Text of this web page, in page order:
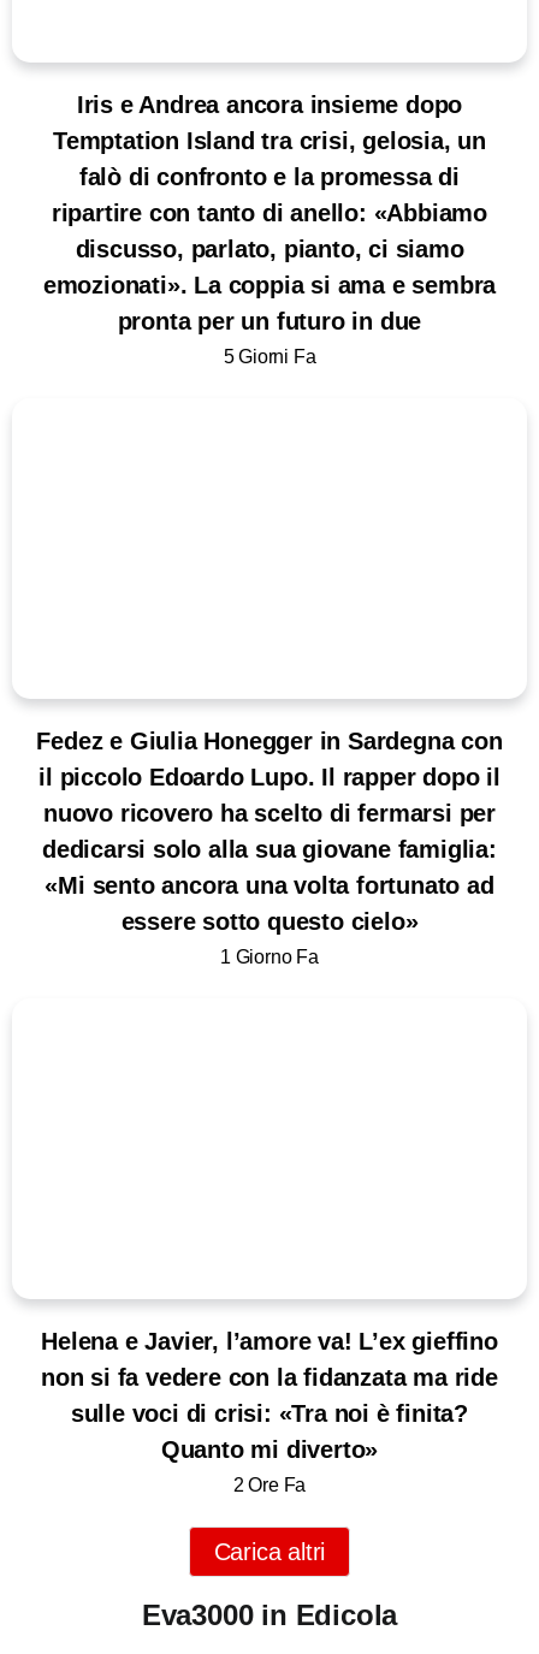
Iris e Andrea ancora insieme dopo
Temptation Island tra crisi, gelosia, un
falò di confronto e la promessa di
ripartire con tanto di anello: «Abbiamo
discusso, parlato, pianto, ci siamo
emozionati». La coppia si ama e sembra
pronta per un futuro in due
5 Giorni Fa
Fedez e Giulia Honegger in Sardegna con
il piccolo Edoardo Lupo. Il rapper dopo il
nuovo ricovero ha scelto di fermarsi per
dedicarsi solo alla sua giovane famiglia:
«Mi sento ancora una volta fortunato ad
essere sotto questo cielo»
1 Giorno Fa
Helena e Javier, l’amore va! L’ex gieffino
non si fa vedere con la fidanzata ma ride
sulle voci di crisi: «Tra noi è finita?
Quanto mi diverto»
2 Ore Fa
Carica altri
Eva3000 in Edicola